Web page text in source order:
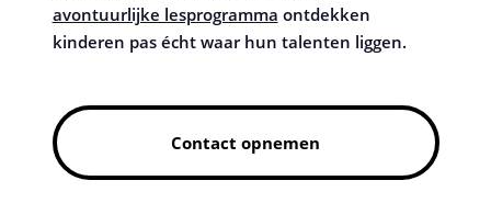
avontuurlijke lesprogramma ontdekken
kinderen pas écht waar hun talenten liggen.
Contact opnemen